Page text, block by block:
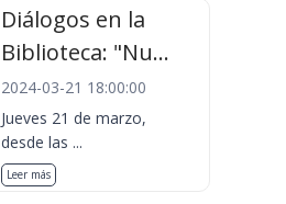
Diálogos en la
Biblioteca: "Nu...
2024-03-21 18:00:00
Jueves 21 de marzo,
desde las ...
Leer más